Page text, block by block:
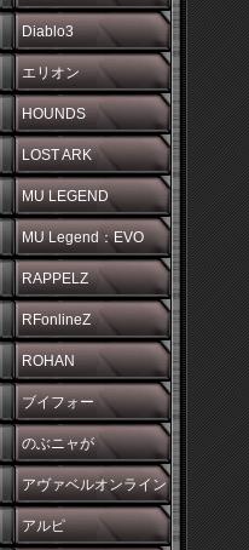
Diablo3
エリオン
HOUNDS
LOST ARK
MU LEGEND
MU Legend：EVO
RAPPELZ
RFonlineZ
ROHAN
ブイフォー
のぶニャが
アヴァベルオンライン
アルピ